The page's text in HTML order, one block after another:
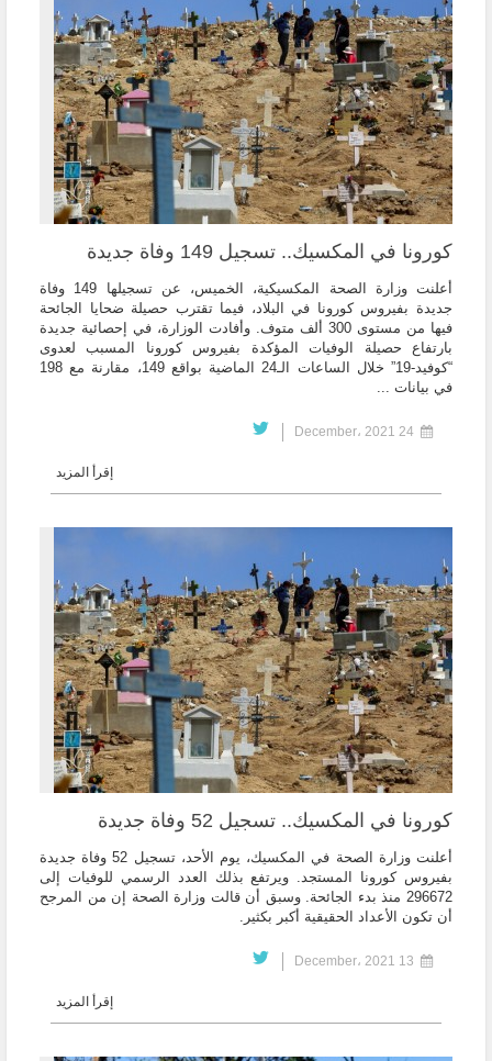
كورونا في المكسيك.. تسجيل 149 وفاة جديدة
أعلنت وزارة الصحة المكسيكية، الخميس، عن تسجيلها 149 وفاة
جديدة بفيروس كورونا في البلاد، فيما تقترب حصيلة ضحايا الجائحة
فيها من مستوى 300 ألف متوف. وأفادت الوزارة، في إحصائية جديدة
بارتفاع حصيلة الوفيات المؤكدة بفيروس كورونا المسبب لعدوى
“كوفيد-19” خلال الساعات الـ24 الماضية بواقع 149، مقارنة مع 198
في بيانات ...
إقرأ المزيد
كورونا في المكسيك.. تسجيل 52 وفاة جديدة
أعلنت وزارة الصحة في المكسيك، يوم الأحد، تسجيل 52 وفاة جديدة
بفيروس كورونا المستجد. ويرتفع بذلك العدد الرسمي للوفيات إلى
296672 منذ بدء الجائحة. وسبق أن قالت وزارة الصحة إن من المرجح
أن تكون الأعداد الحقيقية أكبر بكثير.
إقرأ المزيد